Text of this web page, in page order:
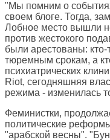
"Мы помним о
своем блоге. Тогда,
Лобное место вышли
против жестокого
были арестованы: кто-
тюремным срокам, а
психиатрических
Riot, сегодняшняя
режима - изменилась
Феминистки,
политические
"арабской весны".